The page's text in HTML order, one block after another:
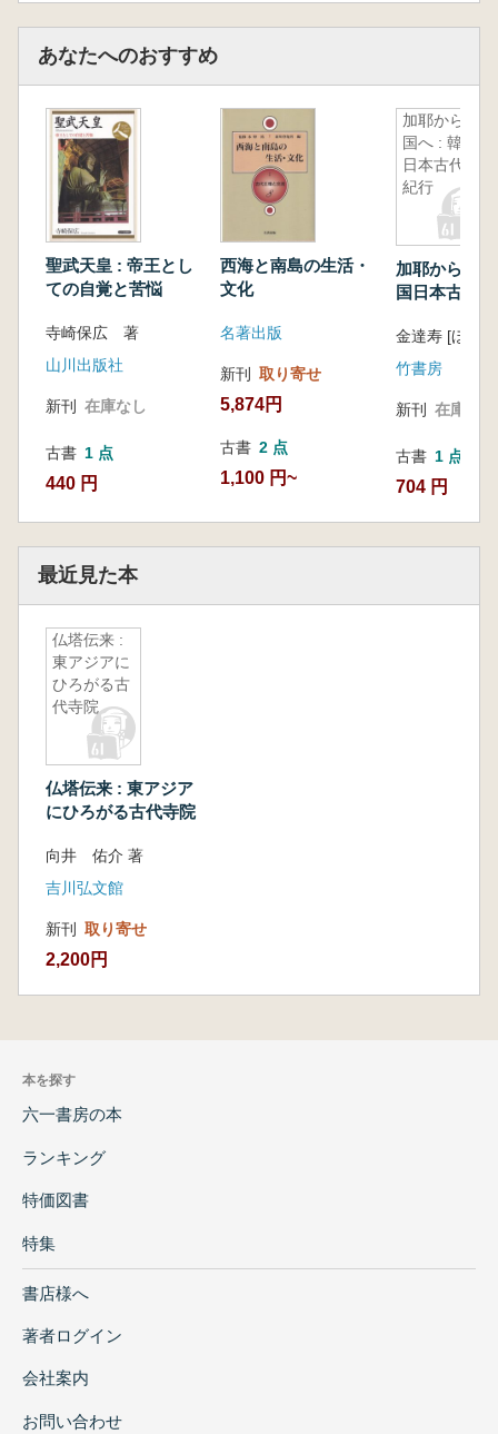
あなたへのおすすめ
聖武天皇 : 帝王とし
ての自覚と苦悩
寺崎保広 著
山川出版社
新刊 在庫なし
古書 1 点
440 円
西海と南島の生活・
文化
名著出版
新刊 取り寄せ
5,874円
古書 2 点
1,100 円~
加耶から倭
国へ : 韓国
日本古代史
紀行
加耶から倭
国日本古代
金達寿 [ほか]
竹書房
新刊 在庫なし
古書 1 点
704 円
最近見た本
仏塔伝来 :
東アジアに
ひろがる古
代寺院
仏塔伝来 : 東アジア
にひろがる古代寺院
向井 佑介 著
吉川弘文館
新刊 取り寄せ
2,200円
本を探す
六一書房の本
ランキング
特価図書
特集
書店様へ
著者ログイン
会社案内
お問い合わせ